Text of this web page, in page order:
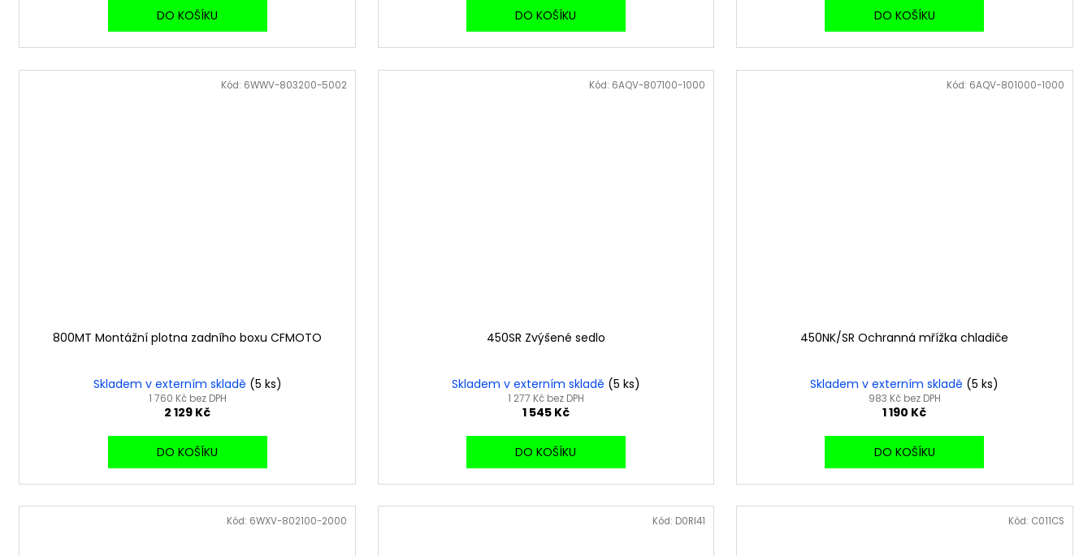
DO KOŠÍKU DO KOŠÍKU DO KOŠÍKU
800MT Montážní plotna zadního boxu CFMOTO
Skladem v externím skladě (5 ks)
1 760 Kč bez DPH
2 129 Kč
DO KOŠÍKU
Kód: 6WWV-803200-5002
450SR Zvýšené sedlo
Skladem v externím skladě (5 ks)
1 277 Kč bez DPH
1 545 Kč
DO KOŠÍKU
Kód: 6AQV-807100-1000
450NK/SR Ochranná mřížka chladiče
Skladem v externím skladě (5 ks)
983 Kč bez DPH
1 190 Kč
DO KOŠÍKU
Kód: 6AQV-801000-1000
Kód: 6WXV-802100-2000 Kód: D0RI41 Kód: C011CS